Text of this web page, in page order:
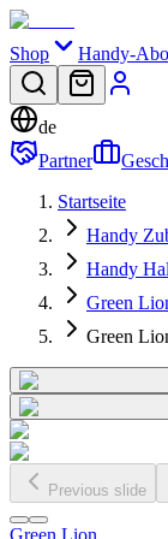
Shop Handy-
de
Partner
Startseite
Handy
Handy
Green
Green
Previous slide
Green Lion